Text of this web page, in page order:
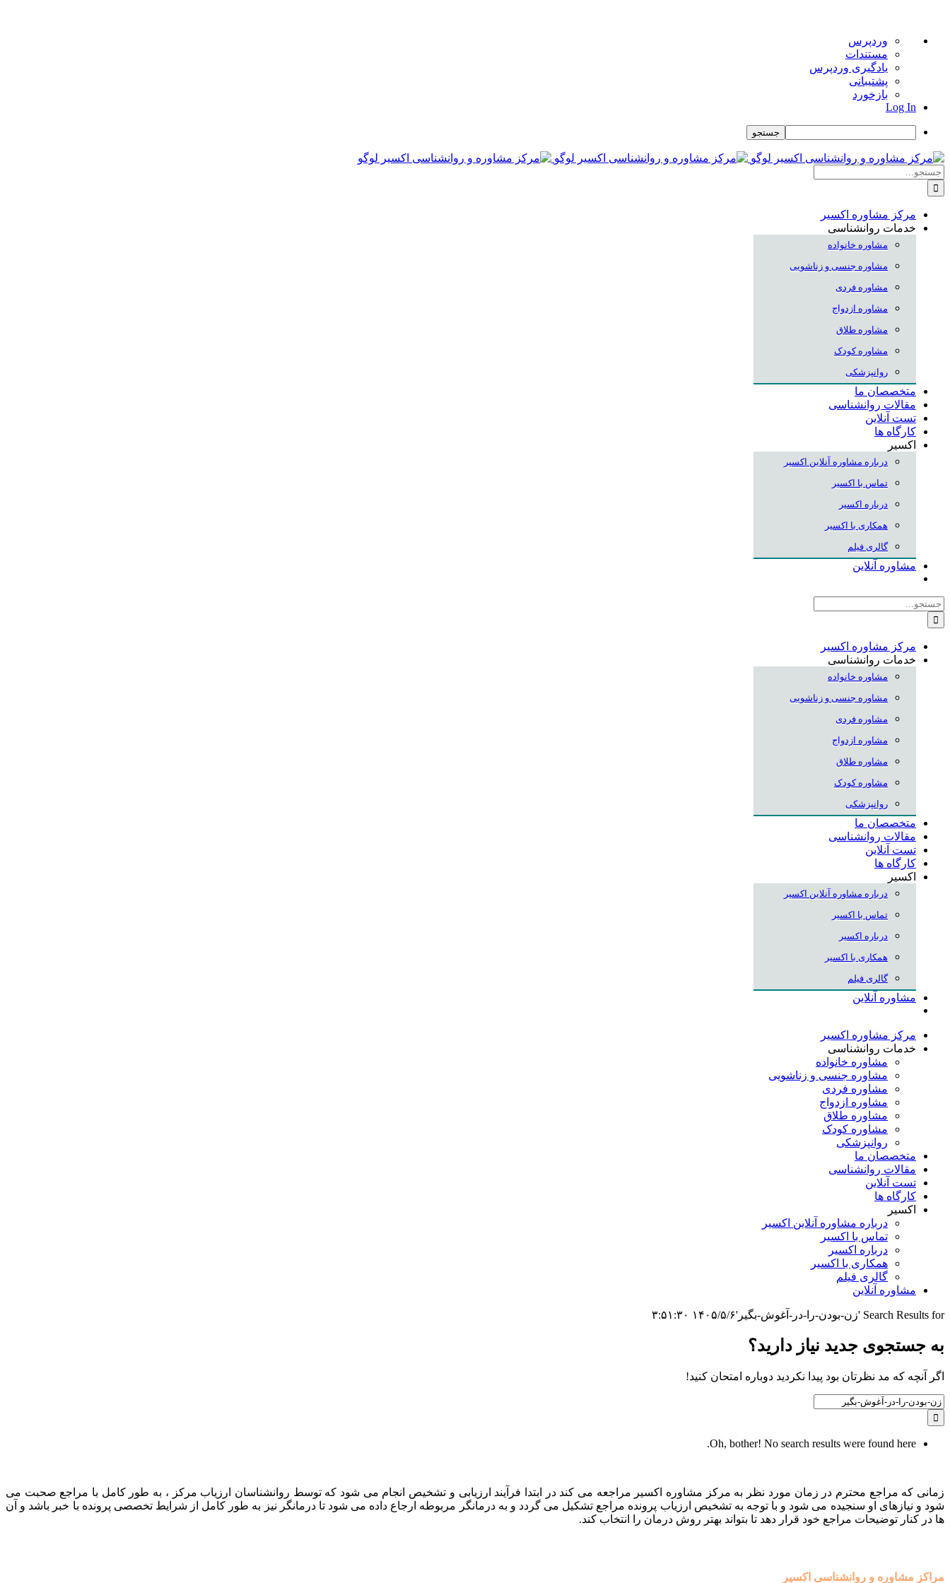
درباره
وردپرس
وردپرس
مستندات
یادگیری وردپرس
پشتیبانی
بازخورد
Log In
جستجو
Skip
to
content
جستجو
برای:
مرکز مشاوره اکسیر
خدمات روانشناسی
مشاوره خانواده
مشاوره جنسی و زناشویی
مشاوره فردی
مشاوره ازدواج
مشاوره طلاق
مشاوره کودک
روانپزشکی
متخصصان ما
مقالات روانشناسی
تست آنلاین
کارگاه ها
اکسیر
درباره مشاوره آنلاین اکسیر
تماس با اکسیر
درباره اکسیر
همکاری با اکسیر
گالری فیلم
مشاوره آنلاین
جستجو
برای:
مرکز مشاوره اکسیر
خدمات روانشناسی
مشاوره خانواده
مشاوره جنسی و زناشویی
مشاوره فردی
مشاوره ازدواج
مشاوره طلاق
مشاوره کودک
روانپزشکی
متخصصان ما
مقالات روانشناسی
تست آنلاین
کارگاه ها
اکسیر
درباره مشاوره آنلاین اکسیر
تماس با اکسیر
درباره اکسیر
همکاری با اکسیر
گالری فیلم
مشاوره آنلاین
مرکز مشاوره اکسیر
خدمات روانشناسی
مشاوره خانواده
مشاوره جنسی و زناشویی
مشاوره فردی
مشاوره ازدواج
مشاوره طلاق
مشاوره کودک
روانپزشکی
متخصصان ما
مقالات روانشناسی
تست آنلاین
کارگاه ها
اکسیر
درباره مشاوره آنلاین اکسیر
تماس با اکسیر
درباره اکسیر
همکاری با اکسیر
گالری فیلم
مشاوره آنلاین
Search Results for 'زن-بودن-را-در-آغوش-بگیر' ۱۴۰۵/۵/۶ ۳:۵۱:۳۰
به جستجوی جديد نياز داريد؟
اگر آنچه که مد نظرتان بود پیدا نکردید دوباره امتحان کنید!
Search
for:
Oh, bother! No search results were found here.
زمانی که مراجع محترم در زمان مورد نظر به مرکز مشاوره اکسیر مراجعه می کند در ابتدا فرآیند ارزیابی و تشخیص انجام می شود که توسط روانشناسان ارزیاب مرکز ، به طور کامل با مراجع صحبت می
شود و نیازهای او سنجیده می شود و با توجه به تشخیص ارزیاب پرونده مراجع تشکیل می گردد و به درمانگر مربوطه ارجاع داده می شود تا درمانگر نیز به طور کامل از شرایط تخصصی پرونده با خبر باشد و آن
ها در کنار توضیحات مراجع خود قرار دهد تا بتواند بهتر روش درمان را انتخاب کند.
مراکز مشاوره و روانشناسی اکسیر